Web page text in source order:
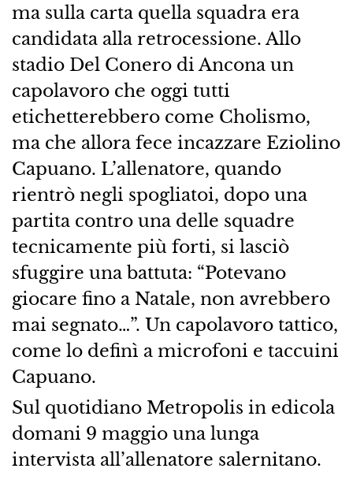
ma sulla carta quella squadra era
candidata alla retrocessione. Allo
stadio Del Conero di Ancona un
capolavoro che oggi tutti
etichetterebbero come Cholismo,
ma che allora fece incazzare Eziolino
Capuano. L’allenatore, quando
rientrò negli spogliatoi, dopo una
partita contro una delle squadre
tecnicamente più forti, si lasciò
sfuggire una battuta: “Potevano
giocare fino a Natale, non avrebbero
mai segnato…”. Un capolavoro tattico,
come lo definì a microfoni e taccuini
Capuano.
Sul quotidiano Metropolis in edicola
domani 9 maggio una lunga
intervista all’allenatore salernitano.